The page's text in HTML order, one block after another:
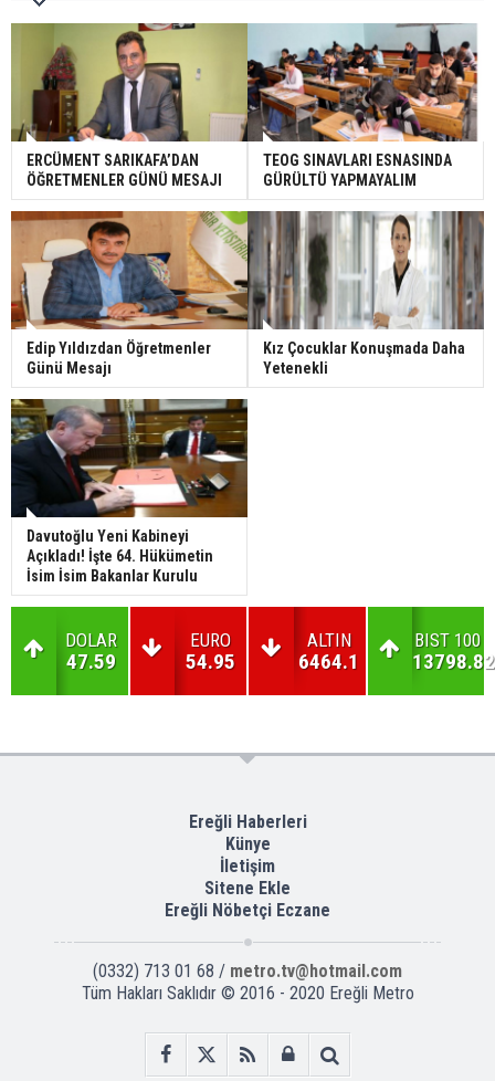
ERCÜMENT SARIKAFA’DAN
ÖĞRETMENLER GÜNÜ MESAJI
TEOG SINAVLARI ESNASINDA
GÜRÜLTÜ YAPMAYALIM
Edip Yıldızdan Öğretmenler
Günü Mesajı
Kız Çocuklar Konuşmada Daha
Yetenekli
Davutoğlu Yeni Kabineyi
Açıkladı! İşte 64. Hükümetin
İsim İsim Bakanlar Kurulu
DOLAR
47.59
EURO
54.95
ALTIN
6464.1
BIST 100
13798.82
Ereğli Haberleri
Künye
İletişim
Sitene Ekle
Ereğli Nöbetçi Eczane
(0332) 713 01 68 / metro.tv@hotmail.com
Tüm Hakları Saklıdır © 2016 - 2020 Ereğli Metro